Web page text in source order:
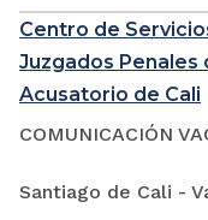
Centro de
Juzgados Penales
Acusatorio de Cali
COMUNICACIÓN
Santiago de Cali -